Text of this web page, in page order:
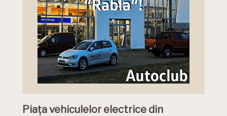
Piața vehiculelor electrice din